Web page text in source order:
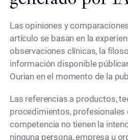
Las opiniones y
artículo se basan en la
observaciones clínicas, la
información disponible
Ourian en el momento de la
Las referencias a productos,
procedimientos, profesionales
competencia no tienen la
ninguna persona, empresa u